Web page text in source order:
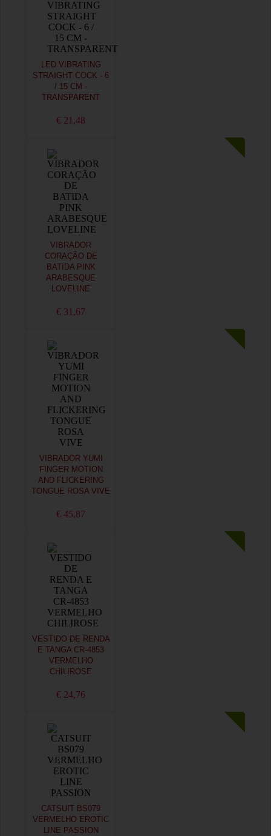
LED VIBRATING
STRAIGHT COCK - 6
/ 15 CM -
TRANSPARENT
€ 21,48
VIBRADOR
CORAÇÃO DE
BATIDA PINK
ARABESQUE
LOVELINE
€ 31,67
VIBRADOR YUMI
FINGER MOTION
AND FLICKERING
TONGUE ROSA VIVE
€ 45,87
VESTIDO DE RENDA
E TANGA CR-4853
VERMELHO
CHILIROSE
€ 24,76
CATSUIT BS079
VERMELHO EROTIC
LINE PASSION